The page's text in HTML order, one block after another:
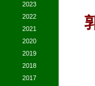
2023
2022
2021
2020
2019
2018
2017